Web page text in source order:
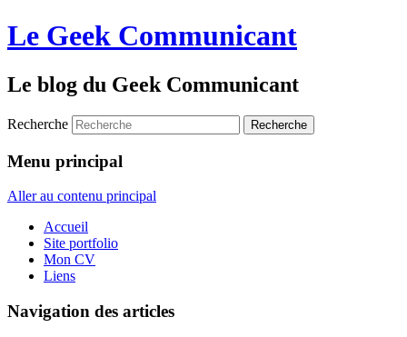
Le Geek Communicant
Le blog du Geek Communicant
Recherche
Menu principal
Aller au contenu principal
Accueil
Site portfolio
Mon CV
Liens
Navigation des articles